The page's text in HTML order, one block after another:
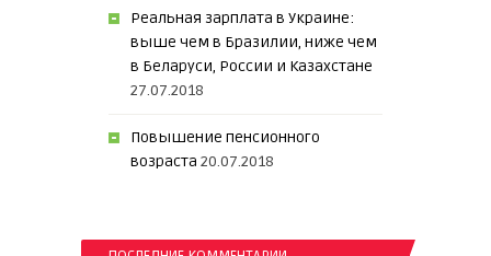
Реальная зарплата в Украине:
выше чем в Бразилии, ниже чем
в Беларуси, России и Казахстане
27.07.2018
Повышение пенсионного
возраста 20.07.2018